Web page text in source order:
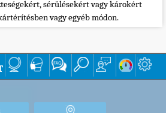
sérülésekért vagy károkért
vagy egyéb módon.